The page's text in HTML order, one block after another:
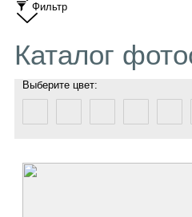
Фильтр
Каталог
Выберите цвет: